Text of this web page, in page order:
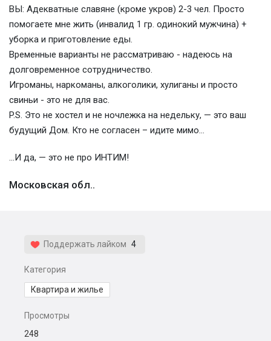
ВЫ: Адекватные славяне (кроме укров) 2-3 чел. Просто
помогаете мне жить (инвалид 1 гр. одинокий мужчина) +
уборка и приготовление еды.
Временные варианты не рассматриваю - надеюсь на
долговременное сотрудничество.
Игроманы, наркоманы, алкоголики, хулиганы и просто
свиньи - это не для вас.
P.S. Это не хостел и не ночлежка на недельку, — это ваш
будущий Дом. Кто не согласен – идите мимо…
…И да, — это не про ИНТИМ!
Московская обл..
Поддержать лайком 4
Категория
Квартира и жилье
Просмотры
248